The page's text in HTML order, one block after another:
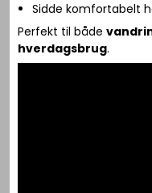
Sidde komfortabelt
Perfekt til både
hverdagsbrug.